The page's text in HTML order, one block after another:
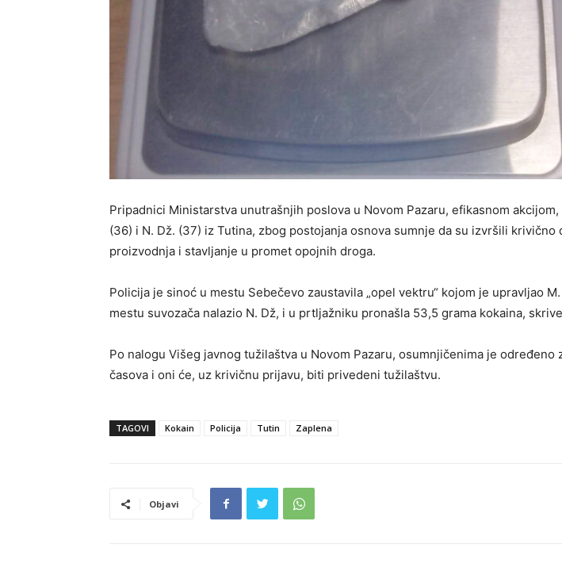
Pripadnici Ministarstva unutrašnjih poslova u Novom Pazaru, efikasnom akcijom,
(36) i N. Dž. (37) iz Tutina, zbog postojanja osnova sumnje da su izvršili krivično
proizvodnja i stavljanje u promet opojnih droga.
Policija je sinoć u mestu Sebečevo zaustavila „opel vektru“ kojom je upravljao
mestu suvozača nalazio N. Dž, i u prtljažniku pronašla 53,5 grama kokaina,
Po nalogu Višeg javnog tužilaštva u Novom Pazaru, osumnjičenima je određeno
časova i oni će, uz krivičnu prijavu, biti privedeni tužilaštvu.
TAGOVI Kokain Policija Tutin Zaplena
Objavi